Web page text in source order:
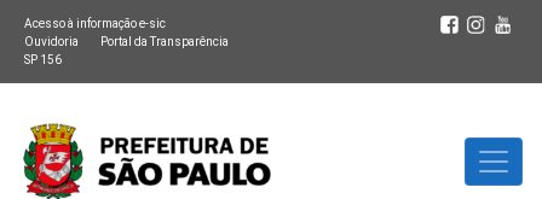
Acesso à informação e-sic
Ouvidoria
Portal da Transparência
SP 156